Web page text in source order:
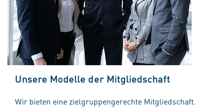
Unsere Modelle der Mitgliedschaft
Wir bieten eine zielgruppengerechte Mitgliedschaft.